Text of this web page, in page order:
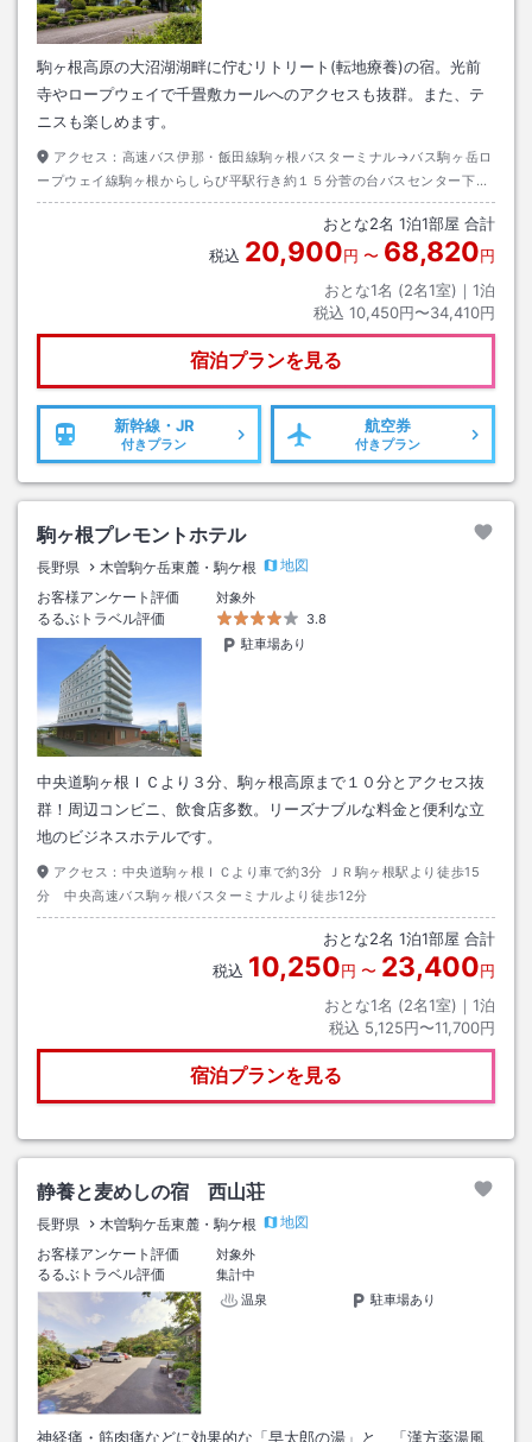
駒ヶ根高原の大沼湖湖畔に佇むリトリート(転地療養)の宿。光前
寺やロープウェイで千畳敷カールへのアクセスも抜群。また、テ
ニスも楽しめます。
アクセス： 高速バス伊那・飯田線駒ヶ根バスターミナル→バス駒ヶ岳ロ
ープウェイ線駒ヶ根からしらび平駅行き約１５分菅の台バスセンター下車
→徒歩約１０分
おとな2名 1泊1部屋 合計
税込 20,900円 〜 68,820円
おとな1名 (2名1室)｜ 1泊
税込 10,450円〜34,410円
宿泊プランを見る
新幹線・JR
付きプラン
航空券
付きプラン
駒ヶ根プレモントホテル
長野県 木曽駒ケ岳東麓・駒ケ根
地図
お客様アンケート評価
対象外
るるぶトラベル評価
3.8
駐車場あり
中央道駒ヶ根ＩＣより３分、駒ヶ根高原まで１０分とアクセス抜
群！周辺コンビニ、飲食店多数。リーズナブルな料金と便利な立
地のビジネスホテルです。
アクセス： 中央道駒ヶ根ＩＣより車で約3分 ＪＲ駒ヶ根駅より徒歩15
分 中央高速バス駒ヶ根バスターミナルより徒歩12分
おとな2名 1泊1部屋 合計
税込 10,250円 〜 23,400円
おとな1名 (2名1室)｜ 1泊
税込 5,125円〜11,700円
宿泊プランを見る
静養と麦めしの宿 西山荘
長野県 木曽駒ケ岳東麓・駒ケ根
地図
お客様アンケート評価
対象外
るるぶトラベル評価
集計中
温泉
駐車場あり
神経痛・筋肉痛などに効果的な「早太郎の湯」と、「漢方薬湯風